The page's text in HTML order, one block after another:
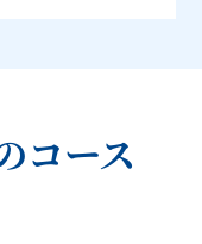
コース